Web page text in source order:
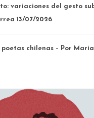
variaciones del gesto
13/07/2026
chilenas – Por